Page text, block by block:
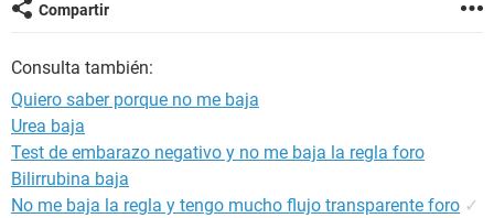
Compartir
Consulta también:
Quiero saber porque no me baja
Urea baja
Test de embarazo negativo y no me baja la regla foro
Bilirrubina baja
No me baja la regla y tengo mucho flujo transparente foro ✓